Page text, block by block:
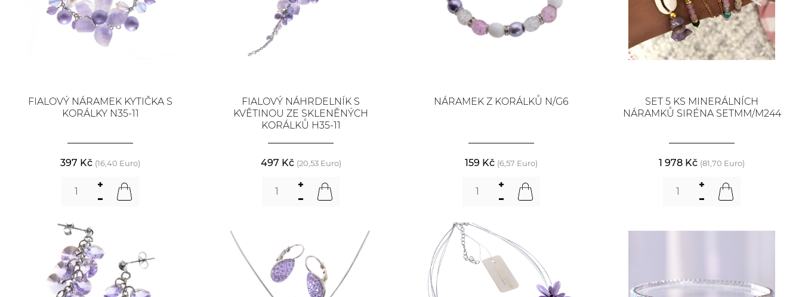
FIALOVÝ NÁRAMEK KYTIČKA S
KORÁLKY N35-11
397 Kč (16,40 Euro)
FIALOVÝ NÁHRDELNÍK S
KVĚTINOU ZE SKLENĚNÝCH
KORÁLKŮ H35-11
497 Kč (20,53 Euro)
NÁRAMEK Z KORÁLKŮ N/G6
159 Kč (6,57 Euro)
SET 5 KS MINERÁLNÍCH
NÁRAMKŮ SIRÉNA SETMM/M244
1 978 Kč (81,70 Euro)